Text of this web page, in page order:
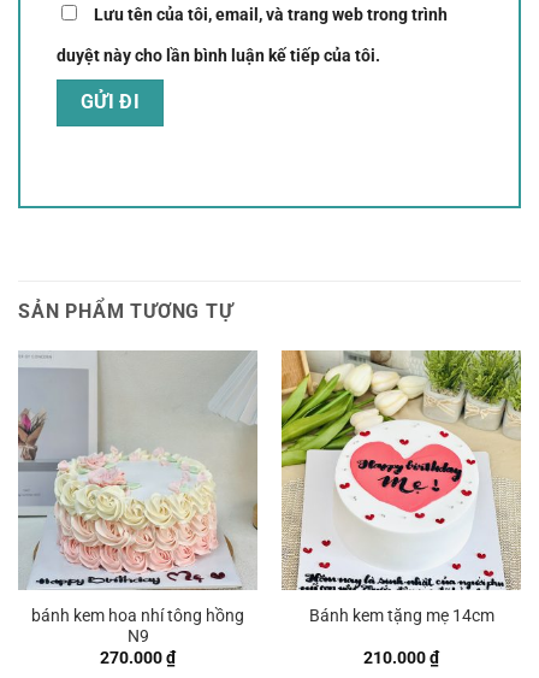
Lưu tên của tôi, email, và trang web trong trình
duyệt này cho lần bình luận kế tiếp của tôi.
SẢN PHẨM TƯƠNG TỰ
bánh kem hoa nhí tông hồng
N9
270.000₫
Bánh kem tặng mẹ 14cm
210.000₫